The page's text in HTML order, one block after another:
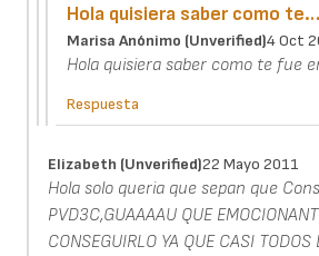
Hola quisiera saber como te…
Marisa Anónimo (unverified)4 Oct
Hola quisiera saber como te fue
Respuesta
Elizabeth (unverified)22 Mayo 2011
Hola solo queria que sepan que
PVD3C,GUAAAAU QUE
CONSEGUIRLO YA QUE CASI TODOS